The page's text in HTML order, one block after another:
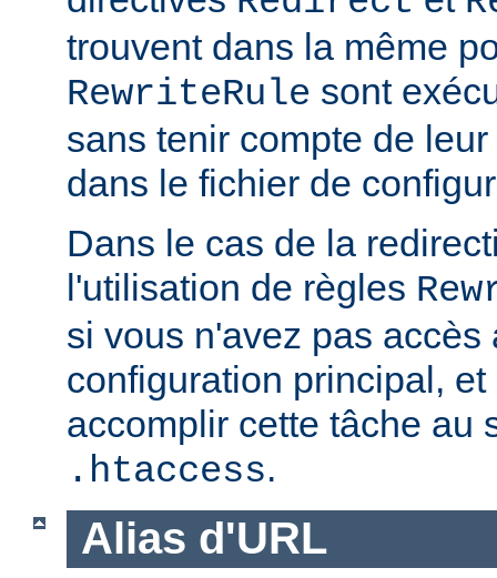
trouvent dans la même
RewriteRule sont
sans tenir compte de
dans le fichier de
Dans le cas de la
l'utilisation de règles
si vous n'avez pas accès
configuration principal,
accomplir cette tâche au
.htaccess.
Alias d'URL